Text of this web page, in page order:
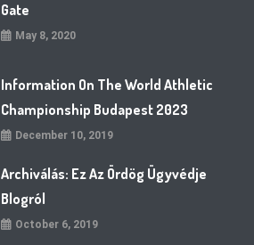
Gate
May 8, 2020
Information On The World Athletic
Championship Budapest 2023
December 10, 2019
Archiválás: Ez Az Ördög Ügyvédje
Blogról
October 6, 2019